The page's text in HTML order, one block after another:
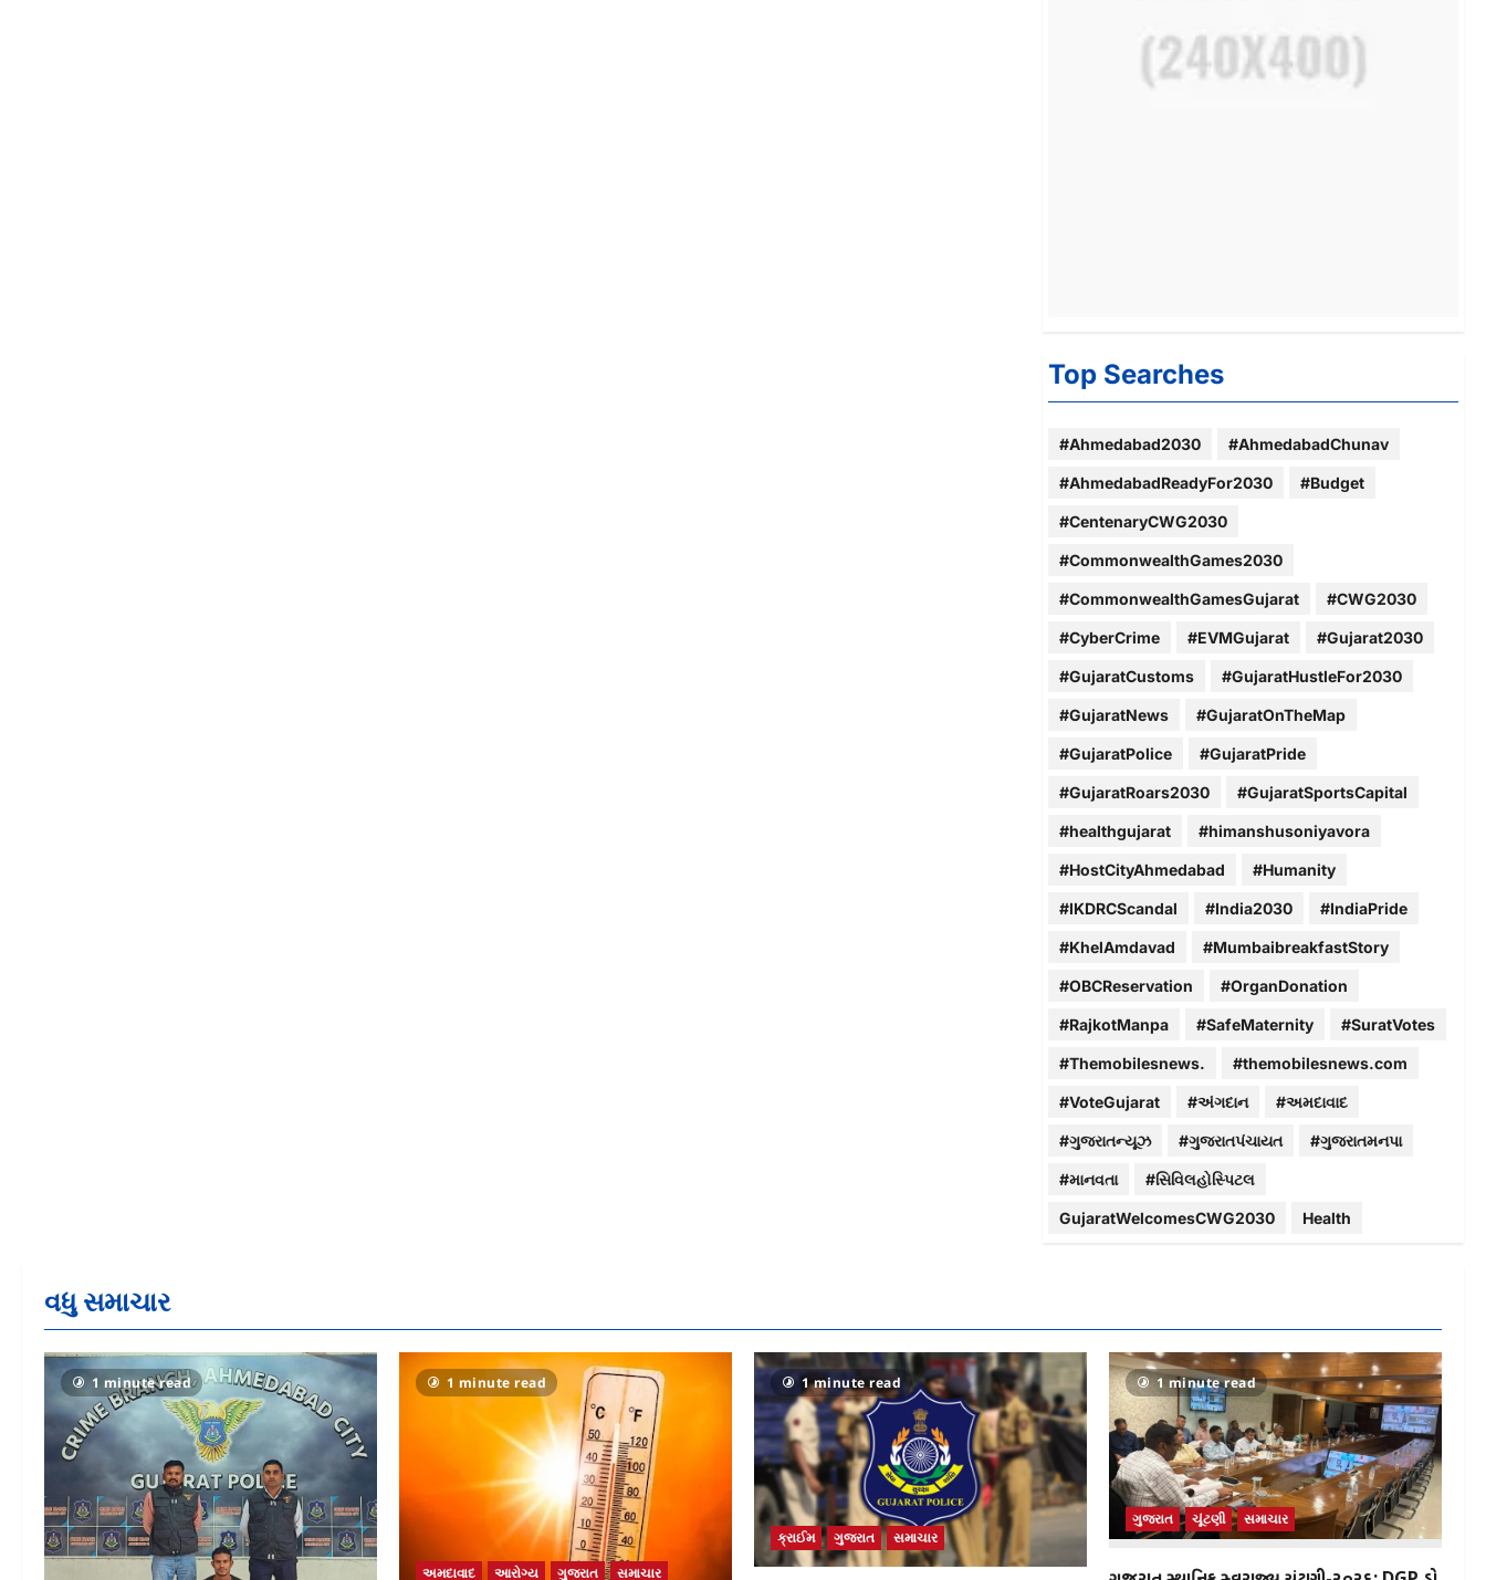
Top Searches
#Ahmedabad2030 #AhmedabadChunav
#AhmedabadReadyFor2030 #Budget
#CentenaryCWG2030
#CommonwealthGames2030
#CommonwealthGamesGujarat #CWG2030
#CyberCrime #EVMGujarat #Gujarat2030
#GujaratCustoms #GujaratHustleFor2030
#GujaratNews #GujaratOnTheMap
#GujaratPolice #GujaratPride
#GujaratRoars2030 #GujaratSportsCapital
#healthgujarat #himanshusoniyavora
#HostCityAhmedabad #Humanity
#IKDRCScandal #India2030 #IndiaPride
#KhelAmdavad #MumbaibreakfastStory
#OBCReservation #OrganDonation
#RajkotManpa #SafeMaternity #SuratVotes
#Themobilesnews. #themobilesnews.com
#VoteGujarat #અંગદાન #અમદાવાદ
#ગુજરાતન્યૂઝ #ગુજરાતપંચાયત #ગુજરાતમનપા
#માનવતા #સિવિલહોસ્પિટલ
GujaratWelcomesCWG2030 Health
વધુ સમાચાર
1 minute read 1 minute read
અમદાવાદ આરોગ્ય ગુજરાત સમાચાર
1 minute read
ક્રાઈમ ગુજરાત સમાચાર
1 minute read
ગુજરાત ચૂંટણી સમાચાર